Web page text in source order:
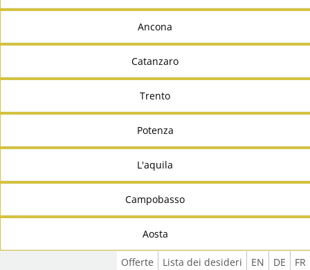
Ancona
Catanzaro
Trento
Potenza
L'aquila
Campobasso
Aosta
FR
DE
EN
Lista dei desideri
Offerte